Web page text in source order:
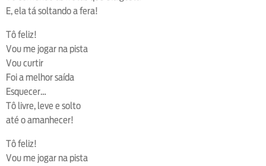
E, ela tá soltando a fera!
Tô feliz!
Vou me jogar na pista
Vou curtir
Foi a melhor saída
Esquecer…
Tô livre, leve e solto
até o amanhecer!
Tô feliz!
Vou me jogar na pista